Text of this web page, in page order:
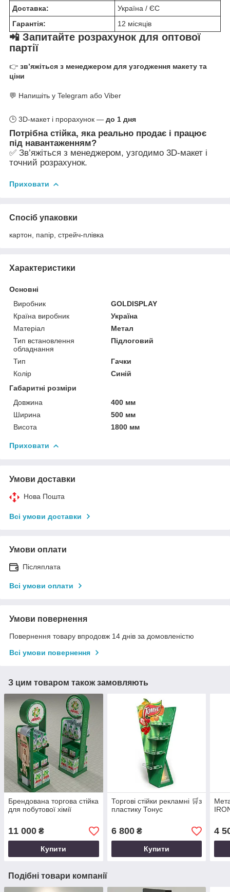
Доставка:
Україна / ЄС
Гарантія:
12 місяців
📲 Запитайте розрахунок для оптової
партії
👉 зв’яжіться з менеджером для узгодження макету та
ціни
💬 Напишіть у Telegram або Viber
🕒 3D-макет і прорахунок — до 1 дня
Потрібна стійка, яка реально продає і працює
під навантаженням?
✅ Зв’яжіться з менеджером, узгодимо 3D-макет і
точний розрахунок.
Приховати
Спосіб упаковки
картон, папір, стрейч-плівка
Характеристики
Основні
Виробник
GOLDISPLAY
Країна виробник
Україна
Матеріал
Метал
Тип встановлення
обладнання
Підлоговий
Тип
Гачки
Колір
Синій
Габаритні розміри
Довжина
400 мм
Ширина
500 мм
Висота
1800 мм
Приховати
Умови доставки
Нова Пошта
Всі умови доставки
Умови оплати
Післяплата
Всі умови оплати
Умови повернення
Повернення товару впродовж 14 днів за домовленістю
Всі умови повернення
З цим товаром також замовляють
Брендована торгова стійка
для побутової хімії
11 000 ₴
Купити
Торгові стійки рекламні 🛒з
пластику Тонус
6 800₴
Купити
4
Подібні товари компанії